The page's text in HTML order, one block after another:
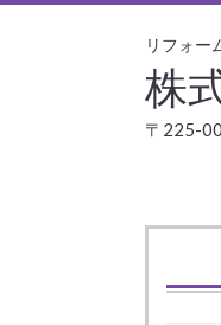
リフォー
株
〒225-